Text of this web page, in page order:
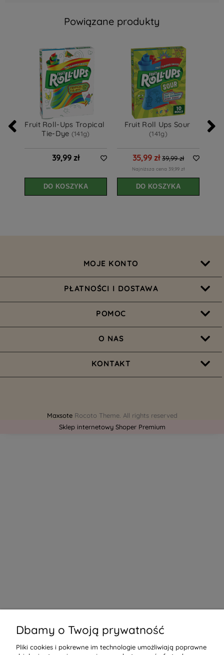
Powiązane produkty
Fruit Roll-Ups Tropical
Tie-Dye (141g)
39,99 zł
DO KOSZYKA
Fruit Roll Ups Sour
(141g)
35,99 zł 39,99 zł
Najniższa cena 39,99 zł
DO KOSZYKA
MOJE KONTO
PŁATNOŚCI I DOSTAWA
POMOC
O NAS
KONTAKT
MaxsoteRocoto Theme. All rights reserved
Sklep internetowy Shoper Premium
Dbamy o Twoją prywatność
Pliki cookies i pokrewne im technologie umożliwiają poprawne